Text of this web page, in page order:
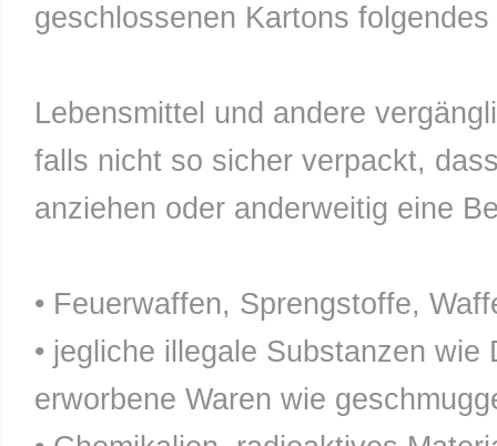
geschlossenen Kartons
Lebensmittel und andere
falls nicht so sicher verpackt,
anziehen oder anderweitig eine
• Feuerwaffen, Sprengstoffe,
• jegliche illegale Substanzen
erworbene Waren wie